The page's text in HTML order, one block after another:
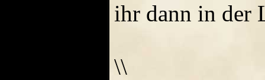
ihr dann in der
\\